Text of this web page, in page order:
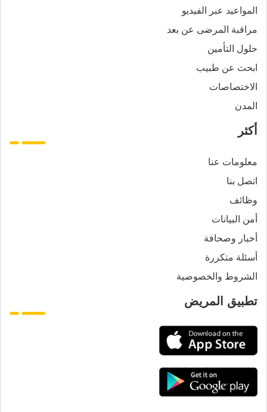
المواعيد عبر الفيديو
مراقبة المرضى عن بعد
حلول التأمين
ابحث عن طبيب
الاختصاصات
المدن
أكثر
معلومات عنا
اتصل بنا
وظائف
أمن البيانات
أخبار وصحافة
أسئلة متكررة
الشروط والخصوصية
تطبيق المريض